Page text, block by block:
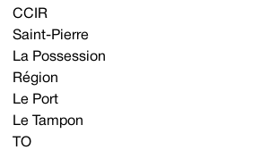
CCIR
Saint-Pierre
La Possession
Région
Le Port
Le Tampon
TO